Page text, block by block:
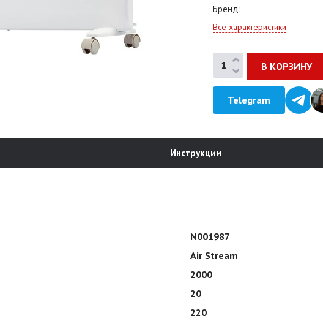
Бренд
Все характеристики
Telegram
Инструкции
N001987
Air Stream
2000
20
220